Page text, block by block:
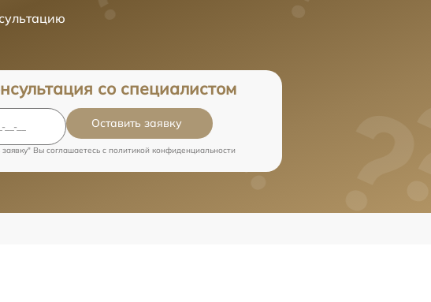
со специалистом
Оставить заявку
Вы соглашаетесь c политикой конфиденциальности